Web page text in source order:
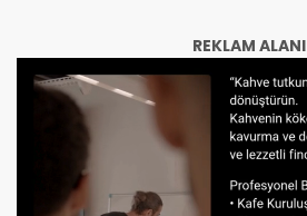
REKLAM ALANI